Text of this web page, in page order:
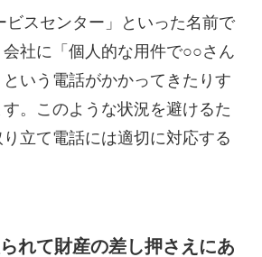
ビスセンター」といった名前で
社に「個人的な用件で○○さん
いう電話がかかってきたりす
。このような状況を避けるた
立て電話には適切に対応する
れて財産の差し押さえにあ